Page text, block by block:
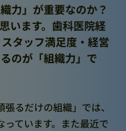
力」が重要なのか？
います。歯科医院経
タッフ満足度・経営
のが「組織力」で
るだけの組織」では、
ています。また最近で